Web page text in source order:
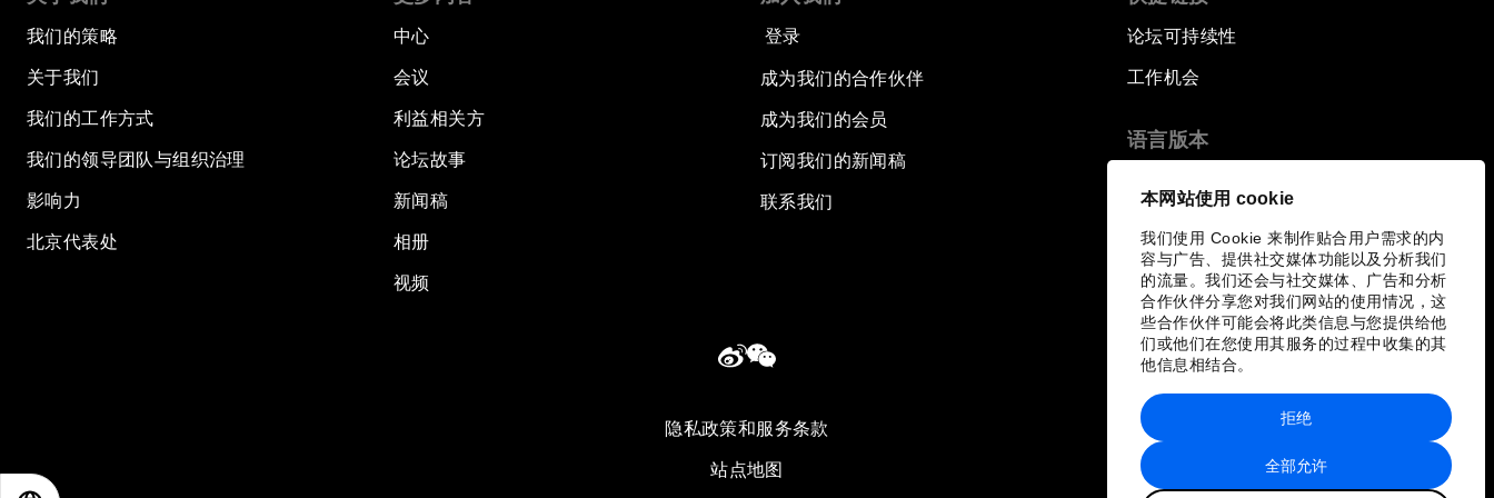
本网站使用 cookie
我们使用 Cookie 来制作贴合用户需求的内
容与广告、提供社交媒体功能以及分析我们
的流量。我们还会与社交媒体、广告和分析
合作伙伴分享您对我们网站的使用情况，这
些合作伙伴可能会将此类信息与您提供给他
们或他们在您使用其服务的过程中收集的其
他信息相结合。
全部允许
拒绝
我们的策略
关于我们
我们的工作方式
我们的领导团队与组织治理
影响力
北京代表处
中心
会议
利益相关方
论坛故事
新闻稿
相册
视频
登录
成为我们的合作伙伴
成为我们的会员
订阅我们的新闻稿
联系我们
论坛可持续性
工作机会
语言版本
隐私政策和服务条款
站点地图